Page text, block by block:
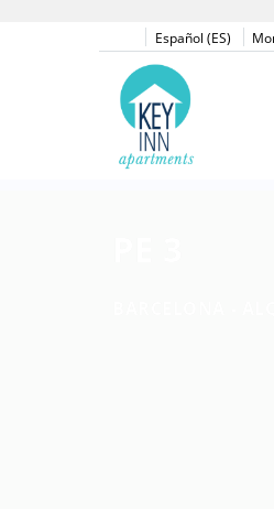
Español (ES)